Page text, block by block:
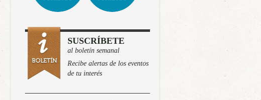
SUSCRÍBETE
al boletín semanal
Recibe alertas de los eventos
de tu interés